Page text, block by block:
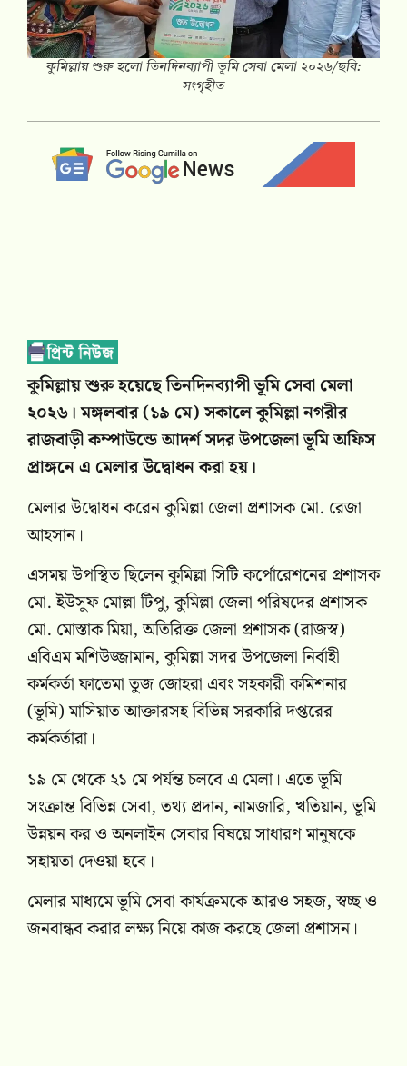
কুমিল্লায় শুরু হলো তিনদিনব্যাপী ভূমি সেবা মেলা ২০২৬/ছবি:
সংগৃহীত
কুমিল্লায় শুরু হয়েছে তিনদিনব্যাপী ভূমি সেবা মেলা
২০২৬। মঙ্গলবার (১৯ মে) সকালে কুমিল্লা নগরীর
রাজবাড়ী কম্পাউন্ডে আদর্শ সদর উপজেলা ভূমি অফিস
প্রাঙ্গনে এ মেলার উদ্বোধন করা হয়।
মেলার উদ্বোধন করেন কুমিল্লা জেলা প্রশাসক মো. রেজা
আহসান।
এসময় উপস্থিত ছিলেন কুমিল্লা সিটি কর্পোরেশনের প্রশাসক
মো. ইউসুফ মোল্লা টিপু, কুমিল্লা জেলা পরিষদের প্রশাসক
মো. মোস্তাক মিয়া, অতিরিক্ত জেলা প্রশাসক (রাজস্ব)
এবিএম মশিউজ্জামান, কুমিল্লা সদর উপজেলা নির্বাহী
কর্মকর্তা ফাতেমা তুজ জোহরা এবং সহকারী কমিশনার
(ভূমি) মাসিয়াত আক্তারসহ বিভিন্ন সরকারি দপ্তরের
কর্মকর্তারা।
১৯ মে থেকে ২১ মে পর্যন্ত চলবে এ মেলা। এতে ভূমি
সংক্রান্ত বিভিন্ন সেবা, তথ্য প্রদান, নামজারি, খতিয়ান, ভূমি
উন্নয়ন কর ও অনলাইন সেবার বিষয়ে সাধারণ মানুষকে
সহায়তা দেওয়া হবে।
মেলার মাধ্যমে ভূমি সেবা কার্যক্রমকে আরও সহজ, স্বচ্ছ ও
জনবান্ধব করার লক্ষ্য নিয়ে কাজ করছে জেলা প্রশাসন।